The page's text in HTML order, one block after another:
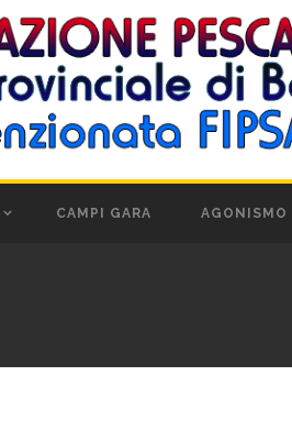
CAMPI GARA AGONISMO